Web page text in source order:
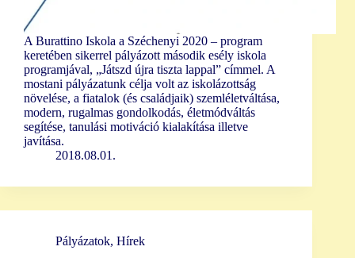
A Burattino Iskola a Széchenyi 2020 – program
keretében sikerrel pályázott második esély iskola
programjával, „Játszd újra tiszta lappal” címmel. A
mostani pályázatunk célja volt az iskolázottság
növelése, a fiatalok (és családjaik) szemléletváltása,
modern, rugalmas gondolkodás, életmódváltás
segítése, tanulási motiváció kialakítása illetve
javítása.
2018.08.01.
Pályázatok, Hírek